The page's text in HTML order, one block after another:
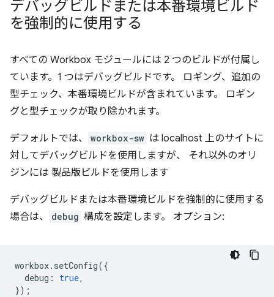
デバッグビルドまたは本番環境ビルド
を強制的に使用する
すべての Workbox モジュールには 2 つのビルドが付属し
ています。1 つはデバッグビルドです。 ロギング、追加の
型チェック、本番環境ビルドが含まれています。 ロギン
グと型チェックが取り除かれます。
デフォルトでは、 workbox-sw は localhost 上のサイトに
対してデバッグビルドを使用しますが、 それ以外のオリ
ジンには 製品版ビルドを使用します
デバッグビルドまたは本番環境ビルドを強制的に使用する
場合は、
debug 構成を設定します。 オプション:
workbox. setConfig({
debug : true,
});